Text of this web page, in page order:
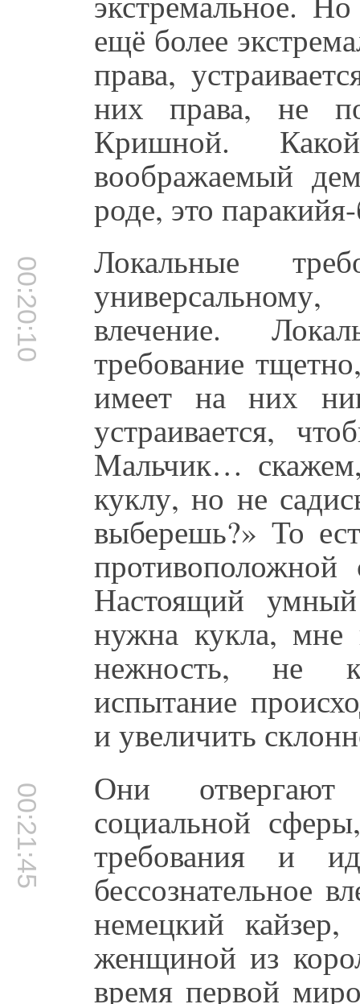
ещё более
права,
них права, не
Кришной.
воображаемый
роде, это
00:20:10 Локальные
влечение.
требование
имеет на них
устраивается,
Мальчик…
куклу, но не
выберешь?» То
Настоящий
нужна кукла, мне
нежность, не
испытание
и увеличить
00:21:45 Они отвергают
социальной
требования и
бессознательное
немецкий
женщиной из
время первой